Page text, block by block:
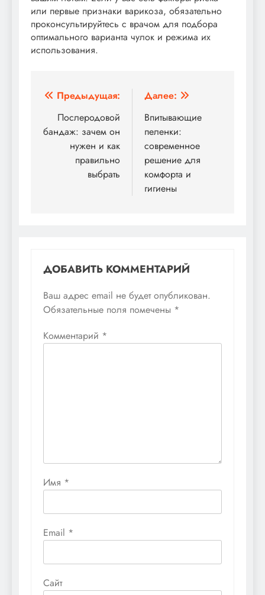
или первые признаки варикоза, обязательно
проконсультируйтесь с врачом для подбора
оптимального варианта чулок и режима их
использования.
Навигация
по
записям
Предыдущая:
Послеродовой
бандаж: зачем он
нужен и как
правильно
выбрать
Далее:
Впитывающие
пеленки:
современное
решение для
комфорта и
гигиены
ДОБАВИТЬ КОММЕНТАРИЙ
Ваш адрес email не будет опубликован.
Обязательные поля помечены *
Комментарий *
Имя *
Email *
Сайт